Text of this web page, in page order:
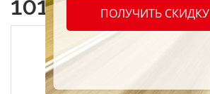
101J
ПОЛУЧИТЬ СКИДКУ